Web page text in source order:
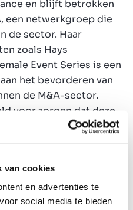
van cookies
en advertenties te
social media te bieden
en blijft betrokken
een netwerkgroep die
de sector. Haar
zoals Hays
Event Series is een
het bevorderen van
de M&A-sector.
voor zorgen dat deze
hele team in Londen
toekomst
toekomst in het